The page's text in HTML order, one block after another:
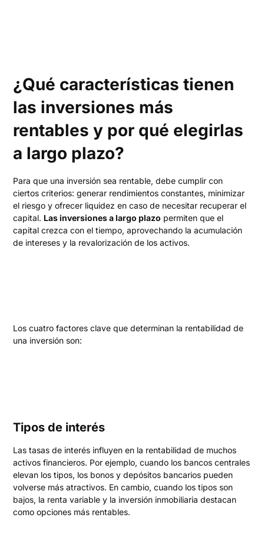
¿Qué características tienen
las inversiones más
rentables y por qué elegirlas
a largo plazo?
Para que una inversión sea rentable, debe cumplir con
ciertos criterios: generar rendimientos constantes, minimizar
el riesgo y ofrecer liquidez en caso de necesitar recuperar el
capital. Las inversiones a largo plazo permiten que el
capital crezca con el tiempo, aprovechando la acumulación
de intereses y la revalorización de los activos.
Los cuatro factores clave que determinan la rentabilidad de
una inversión son:
Tipos de interés
Las tasas de interés influyen en la rentabilidad de muchos
activos financieros. Por ejemplo, cuando los bancos centrales
elevan los tipos, los bonos y depósitos bancarios pueden
volverse más atractivos. En cambio, cuando los tipos son
bajos, la renta variable y la inversión inmobiliaria destacan
como opciones más rentables.